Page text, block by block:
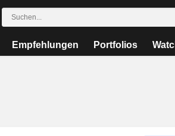
Empfehlungen Portfolios